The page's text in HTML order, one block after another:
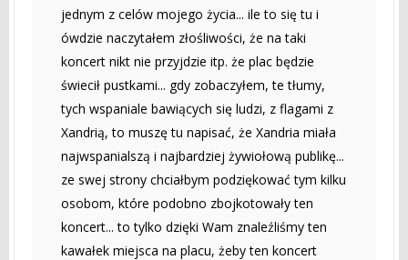
jednym z celów mojego życia... ile to się tu i
ówdzie naczytałem złośliwości, że na taki
koncert nikt nie przyjdzie itp. że plac będzie
świecił pustkami... gdy zobaczyłem, te tłumy,
tych wspaniale bawiących się ludzi, z flagami z
Xandrią, to muszę tu napisać, że Xandria miała
najwspanialszą i najbardziej żywiołową publikę...
ze swej strony chciałbym podziękować tym kilku
osobom, które podobno zbojkotowały ten
koncert... to tylko dzięki Wam znaleźliśmy ten
kawałek miejsca na placu, żeby ten koncert